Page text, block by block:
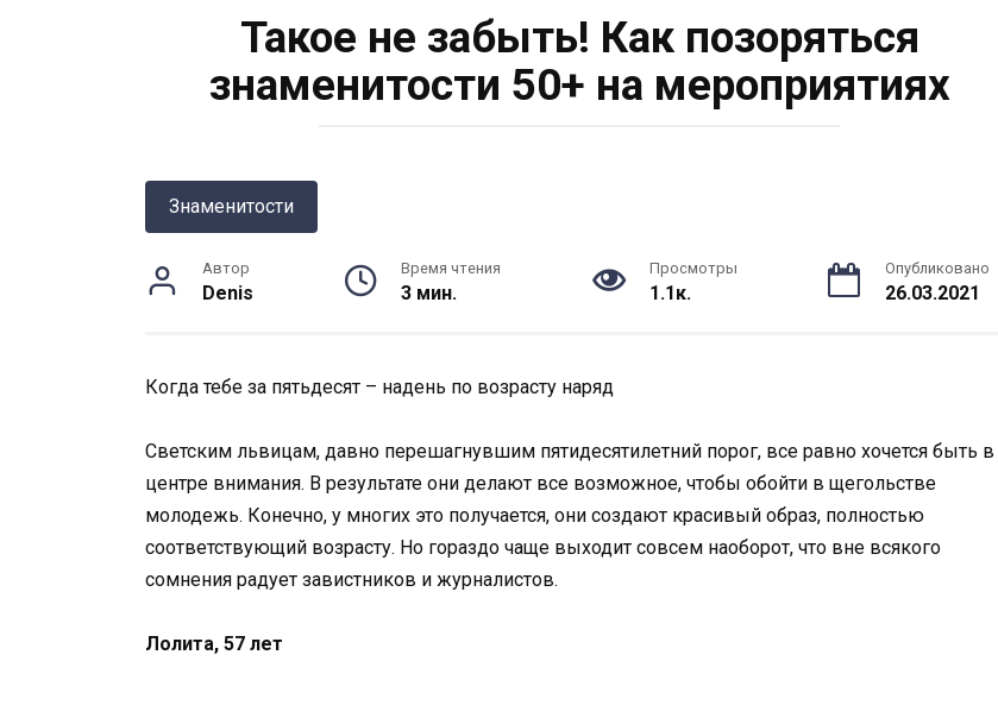
Такое не забыть! Как позоряться
знаменитости 50+ на мероприятиях
Знаменитости
Автор
Denis
Время чтения
3 мин.
Просмотры
1.1к.
Опубликовано
26.03.2021
Когда тебе за пятьдесят – надень по возрасту наряд
Светским львицам, давно перешагнувшим пятидесятилетний порог, все равно хочется быть в
центре внимания. В результате они делают все возможное, чтобы обойти в щегольстве
молодежь. Конечно, у многих это получается, они создают красивый образ, полностью
соответствующий возрасту. Но гораздо чаще выходит совсем наоборот, что вне всякого
сомнения радует завистников и журналистов.
Лолита, 57 лет